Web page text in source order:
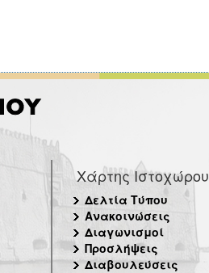
Χάρτης Ιστοχώρου
Δελτία Τύπου
Ανακοινώσεις
Διαγωνισμοί
Προσλήψεις
Διαβουλεύσεις